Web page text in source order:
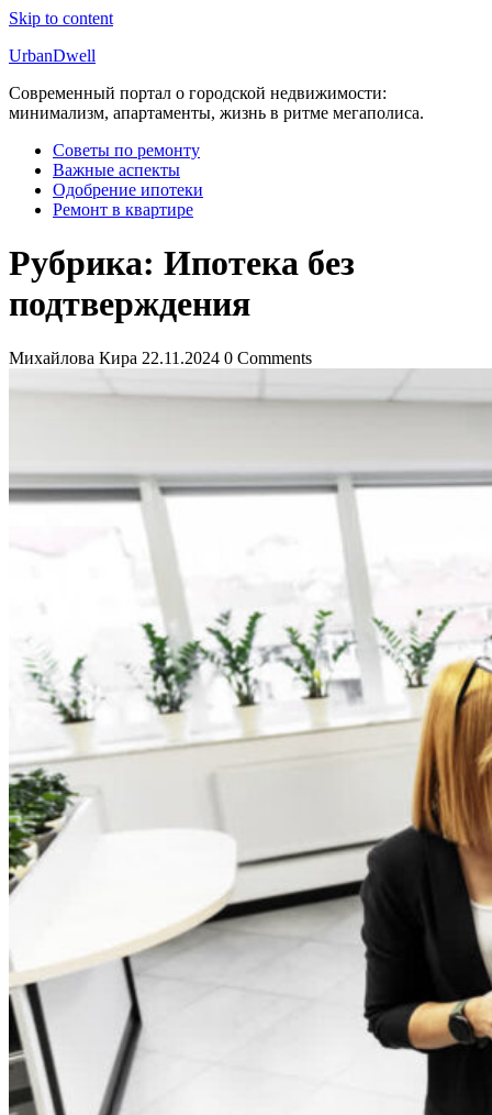
Skip to content
UrbanDwell
Современный портал о городской недвижимости:
минимализм, апартаменты, жизнь в ритме мегаполиса.
Советы по ремонту
Важные аспекты
Одобрение ипотеки
Ремонт в квартире
Рубрика: Ипотека без
подтверждения
Михайлова Кира 22.11.2024 0 Comments